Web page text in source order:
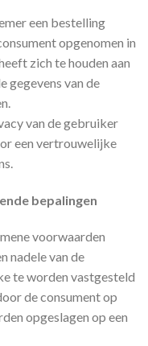
een bestelling
opgenomen in
zich te houden aan
gegevens van de
van de gebruiker
een vertrouwelijke
bepalingen
voorwaarden
nadele van de
te worden vastgesteld
de consument op
opgeslagen op een